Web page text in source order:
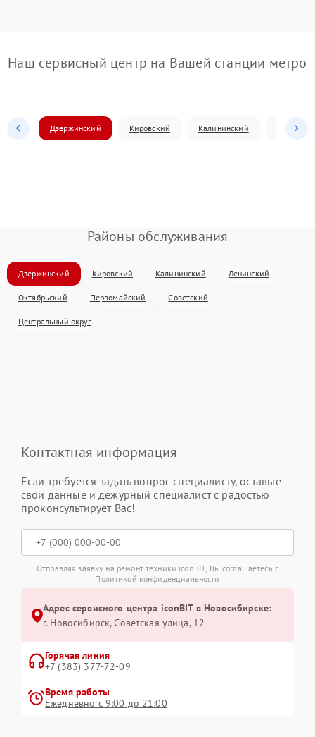
Наш сервисный центр на Вашей станции метро
Дзержинский Кировский Калининский
Районы обслуживания
Дзержинский Кировский Калининский Ленинский
Октябрьский Первомайский Советский
Центральный округ
Контактная информация
Если требуется задать вопрос специалисту, оставьте
свои данные и дежурный специалист с радостью
проконсультирует Вас!
Отправляя заявку на ремонт техники iconBIT, Вы соглашаетесь с
Политикой конфиденциальности
Адрес сервисного центра iconBIT в Новосибирске:
г. Новосибирск, Советская улица, 12
Горячая линия
+7 (383) 377-72-09
Время работы
Ежедневно с 9:00 до 21:00